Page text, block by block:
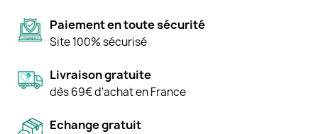
Paiement en toute sécurité
Site 100% sécurisé
Livraison gratuite
dès 69€ d'achat en France
Echange gratuit